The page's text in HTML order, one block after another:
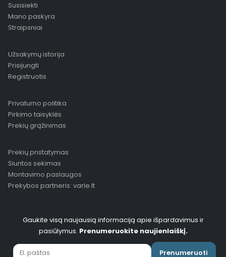
Susisiekti
Mano paskyra
Straipsniai
Užsakymų istorija
Prisijungti
Registruotis
Privatumo politika
Pirkimo taisyklės
Prekių grąžinimas
Prekių pristatymas
Siuntos sekimas
Montavimo paslaugos
Prekybos partneris: varle.lt
Gaukite visą naujausią informaciją apie išpardavimus ir
pasiūlymus. Prenumeruokite naujienlaiškį.
Prenumeruoti